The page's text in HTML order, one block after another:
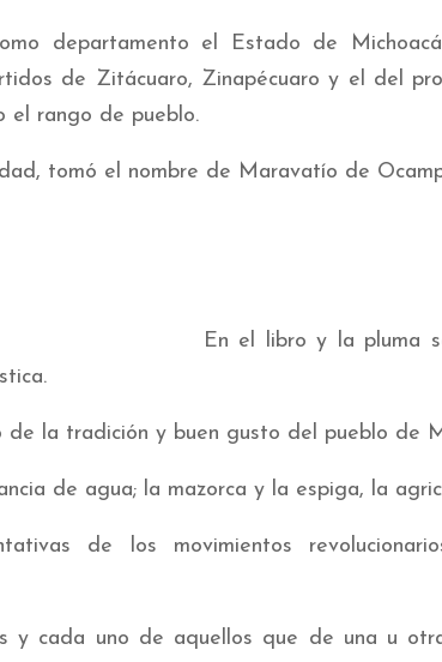
departamento el Estado de
de Zitácuaro, Zinapécuaro y el del
el rango de pueblo.
tomó el nombre de Maravatío de
En el libro y la pluma
de la tradición y buen gusto del pueblo de
de agua; la mazorca y la espiga, la
de los movimientos
y cada uno de aquellos que de una u